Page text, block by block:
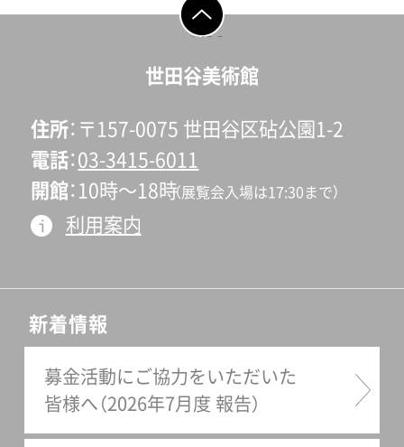
ページの先頭へ戻
世田谷美術館
住所 〒157-0075 世田谷区砧公園1-2
電話 03-3415-6011
開館 10時〜18時（展覧会入場は17:30まで）
利用案内
新着情報
募金活動にご協力をいただいた
皆様へ（2026年7月度 報告）